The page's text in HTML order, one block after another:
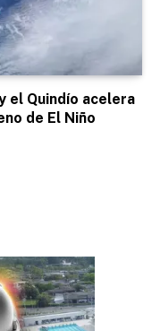
el Quindío acelera
de El Niño